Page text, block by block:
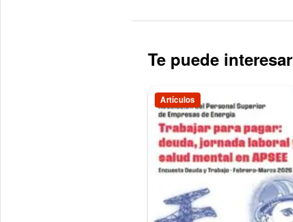
Te puede interesar
Artículos